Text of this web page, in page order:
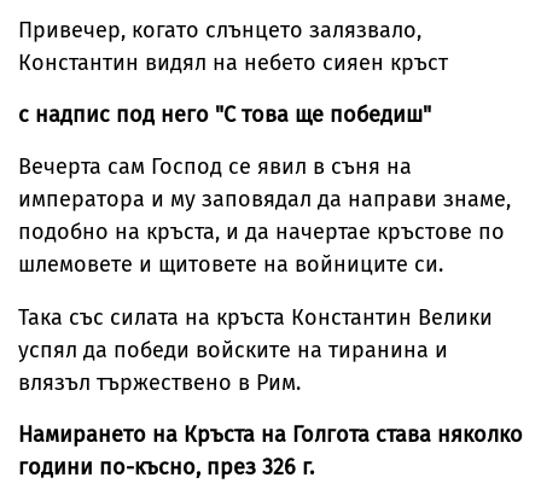
Привечер, когато слънцето залязвало,
Константин видял на небето сияен кръст
с надпис под него "С това ще победиш"
Вечерта сам Господ се явил в съня на
императора и му заповядал да направи знаме,
подобно на кръста, и да начертае кръстове по
шлемовете и щитовете на войниците си.
Така със силата на кръста Константин Велики
успял да победи войските на тиранина и
влязъл тържествено в Рим.
Намирането на Кръста на Голгота става няколко
години по-късно, през 326 г.